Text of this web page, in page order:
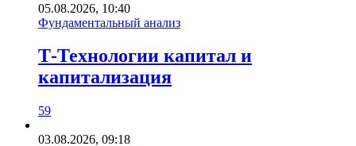
05.08.2026, 10:40
Фундаментальный анализ
Т-Технологии капитал и
капитализация
59
03.08.2026, 09:18